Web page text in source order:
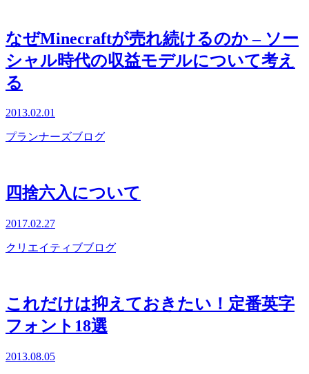
なぜMinecraftが売れ続けるのか – ソー
シャル時代の収益モデルについて考え
る
2013.02.01
プランナーズブログ
四捨六入について
2017.02.27
クリエイティブブログ
これだけは抑えておきたい！定番英字
フォント18選
2013.08.05